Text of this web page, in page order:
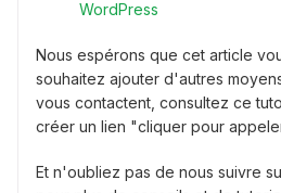
WordPress
Nous espérons que cet article
souhaitez ajouter d'autres
vous contactent, consultez ce
créer un lien "cliquer pour
Et n'oubliez pas de nous suivre